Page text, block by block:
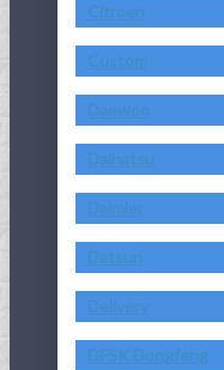
Citroen
Custom
Daewoo
Daihatsu
Daimler
Datsun
Delivery
DFSK Dongfeng